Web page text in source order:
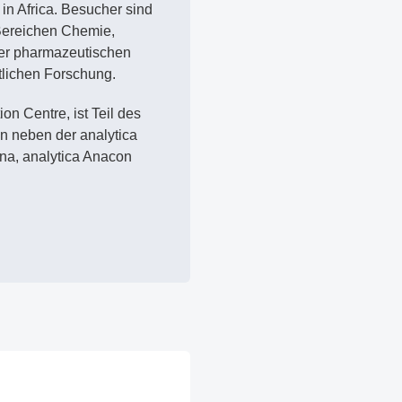
Africa. Besucher sind
Chemie,
pharmazeutischen
Forschung.
Centre, ist Teil des
neben der analytica
analytica Anacon